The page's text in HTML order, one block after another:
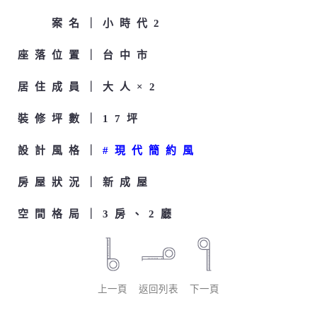
案名 小時代2
座落位置 台中市
居住成員 大人×2
裝修坪數 17坪
設計風格 #現代簡約風
房屋狀況 新成屋
空間格局 3房、2廳
上一頁 返回列表 下一頁